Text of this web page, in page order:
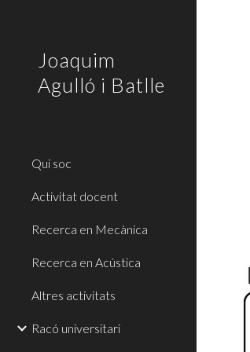
Joaquim
Agulló i Batlle
Qui soc
Activitat docent
Recerca en Mecànica
Recerca en Acústica
Altres activitats
Racó universitari